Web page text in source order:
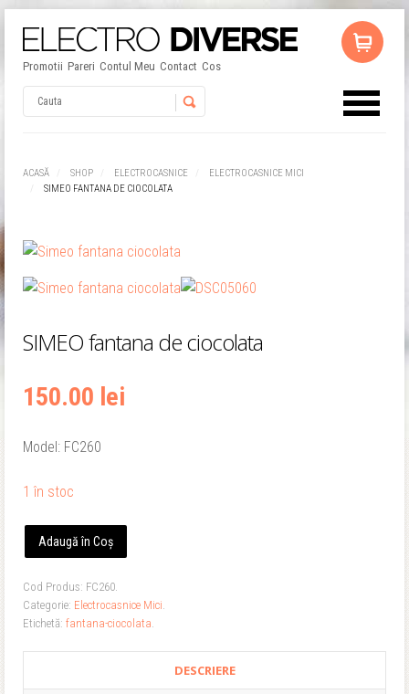
Promotii Pareri Contul Meu Contact Cos
ACASĂ SHOP ELECTROCASNICE
ELECTROCASNICE MICI
SIMEO FANTANA DE CIOCOLATA
SIMEO fantana de ciocolata
150.00 lei
Model: FC260
1 în stoc
Adaugă în Coș
Cod Produs: FC260.
Categorie: Electrocasnice Mici.
Etichetă: fantana-ciocolata.
DESCRIERE
Username